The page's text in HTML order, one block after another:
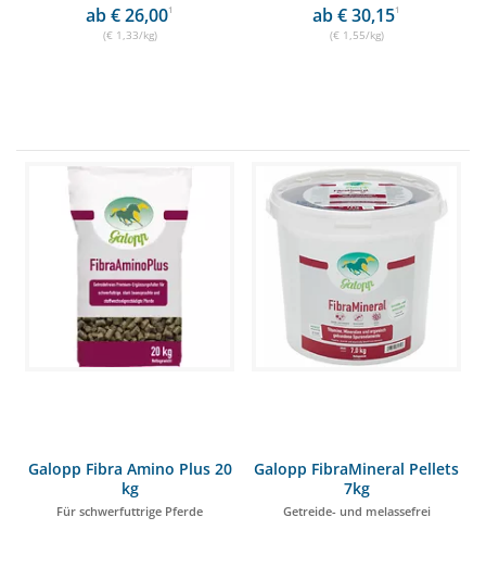
ab € 26,001
(€ 1,33/kg)
ab € 30,151
(€ 1,55/kg)
Galopp Fibra Amino Plus 20
kg
Für schwerfuttrige Pferde
Galopp FibraMineral Pellets
7kg
Getreide- und melassefrei